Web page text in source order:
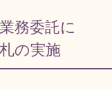
務委託に
の実施